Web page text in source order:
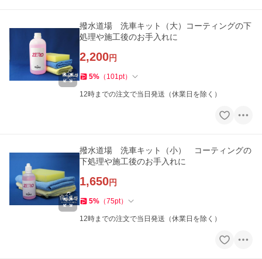
撥水道場 洗車キット（大）コーティングの下
処理や施工後のお手入れに
2,200円
5% （ 101pt）
12時までの注文で当日発送（休業日を除く）
撥水道場 洗車キット（小） コーティングの
下処理や施工後のお手入れに
1,650円
5% （75pt）
12時までの注文で当日発送（休業日を除く）